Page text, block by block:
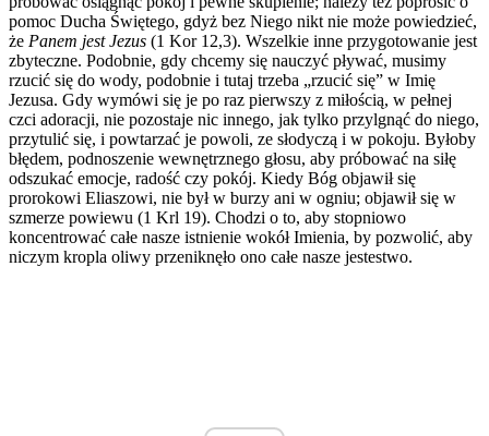
pomoc Ducha Świętego, gdyż bez Niego nikt nie może powiedzieć,
że Panem jest Jezus (1 Kor 12,3). Wszelkie inne przygotowanie jest
zbyteczne. Podobnie, gdy chcemy się nauczyć pływać, musimy
rzucić się do wody, podobnie i tutaj trzeba „rzucić się” w Imię
Jezusa. Gdy wymówi się je po raz pierwszy z miłością, w pełnej
czci adoracji, nie pozostaje nic innego, jak tylko przylgnąć do niego,
przytulić się, i powtarzać je powoli, ze słodyczą i w pokoju. Byłoby
błędem, podnoszenie wewnętrznego głosu, aby próbować na siłę
odszukać emocje, radość czy pokój. Kiedy Bóg objawił się
prorokowi Eliaszowi, nie był w burzy ani w ogniu; objawił się w
szmerze powiewu (1 Krl 19). Chodzi o to, aby stopniowo
koncentrować całe nasze istnienie wokół Imienia, by pozwolić, aby
niczym kropla oliwy przeniknęło ono całe nasze jestestwo.